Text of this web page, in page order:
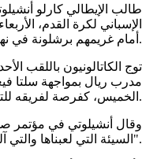
طالب الإيطالي كارلو
الإسباني لكرة القدم،
أمام غريمهم برشلونة في نهائي الكأس السوبر.
الخميس، كفرصة لفريقه للتعافي.
وقال أنشيلوتي في مؤتمر
السيئة التي لعبناها والتي آلمتنا كثيرا، لكنها لم تحبطنا".